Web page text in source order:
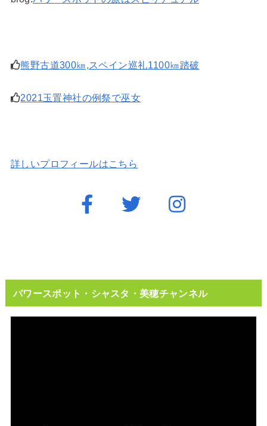
熊野古道300㎞,スペイン巡礼1100㎞踏破
2021玉置神社の例祭で巫女
詳しいプロフィールはこちら
パワースポット・シャスタ・美穂チャンネル